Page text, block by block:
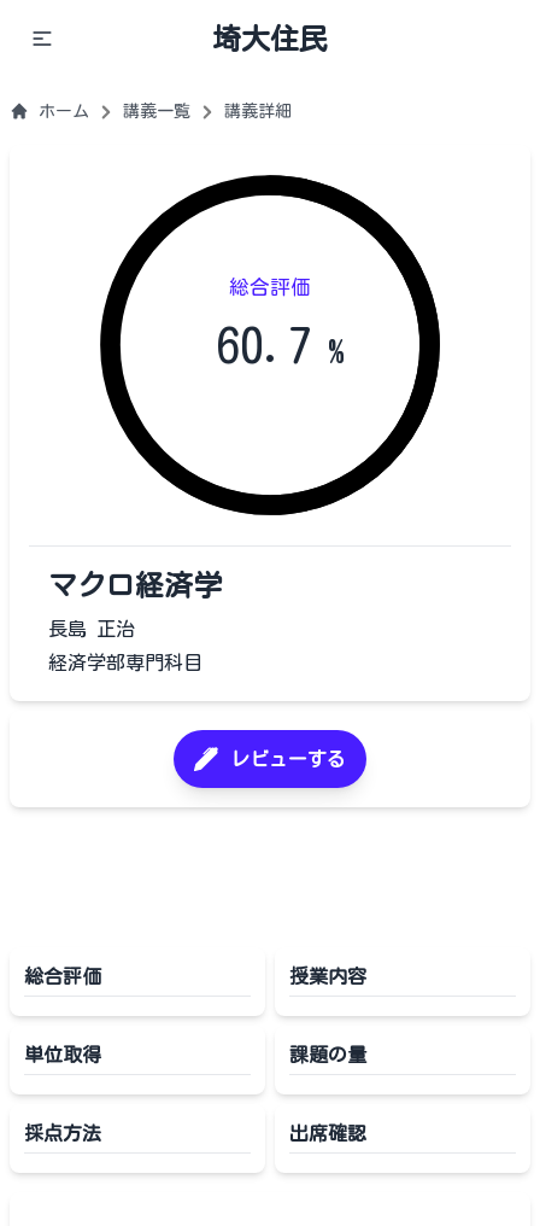
埼大住民
ホーム 講義一覧 講義詳細
総合評価
60.7 %
マクロ経済学
長島 正治
経済学部専門科目
レビューする
総合評価 授業内容
単位取得 課題の量
採点方法 出席確認